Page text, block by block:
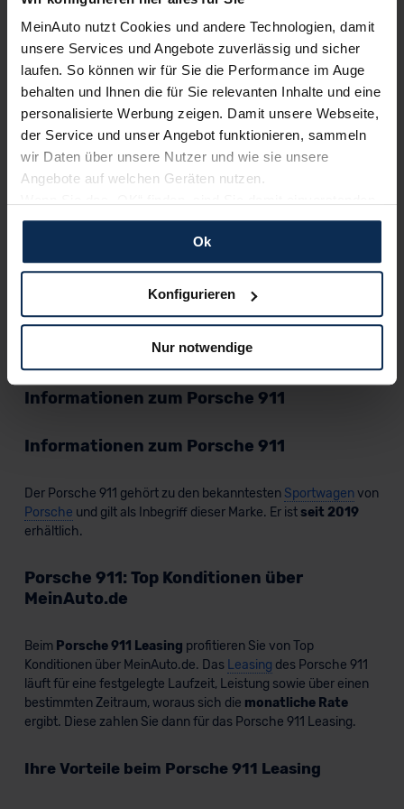
MeinAuto nutzt Cookies und andere Technologien, damit
unsere Services und Angebote zuverlässig und sicher
laufen. So können wir für Sie die Performance im Auge
behalten und Ihnen die für Sie relevanten Inhalte und eine
personalisierte Werbung zeigen. Damit unsere Webseite,
der Service und unser Angebot funktionieren, sammeln
wir Daten über unsere Nutzer und wie sie unsere
Angebote auf welchen Geräten nutzen.
und erlauben uns Cookies für unseren Service zu
verwenden und diese Daten an Dritte weiterzugeben,
etwa an unsere Marketingpartner. Falls Sie dem nicht
zustimmen möchten, beschränken wir uns auf die
dann nicht auf Sie zuschneiden und Sie somit nicht
perfekt auf dem Weg zu Ihrem Neuwagen unterstützen.
Sie können die Einstellungen jederzeit anpassen oder
widerrufen.
Für alle beschriebenen Technologien und Cookies gilt –
außerhalb der EU zu übermitteln oder dort verarbeiten zu
lassen. Soweit eine Übermittlung in ein Land außerhalb
Grundlage eines Angemessenheitsbeschlusses der EU-
Kommission (Art. 45 Abs. 1 DSGVO), von
erteilen. Nähere Informationen zu den bestehenden
Datenschutzklauseln können Sie über den Kontakt zu
unserem Datenschutzbeauftragten unter
datenschutz@meinauto.de anfordern.
Datenschutzerklärung|Impressum
Ok
Konfigurieren
Nur notwendige
MeinAuto.de hat langjährige Erfahrungen auf dem
Neuwagenmarkt in Deutschland. Unsere Kunden haben
dadurch ihr Wunschauto zum Top-Rabatt erhalten und
Sehen Sie sich unsere Bewertungen an:
Informationen zum Porsche 911
Informationen zum Porsche 911
Der Porsche 911 gehört zu den bekanntesten Sportwagenvon
Porsche und gilt als Inbegriff dieser Marke. Er ist seit 2019
erhältlich.
Porsche 911: Top Konditionen über
MeinAuto.de
Beim Porsche 911 Leasing profitieren Sie von Top
Konditionen über MeinAuto.de. Das Leasing des Porsche 911
läuft für eine festgelegte Laufzeit, Leistung sowie über einen
bestimmten Zeitraum, woraus sich die monatliche Rate
ergibt. Diese zahlen Sie dann für das Porsche 911 Leasing.
Ihre Vorteile beim Porsche 911 Leasing